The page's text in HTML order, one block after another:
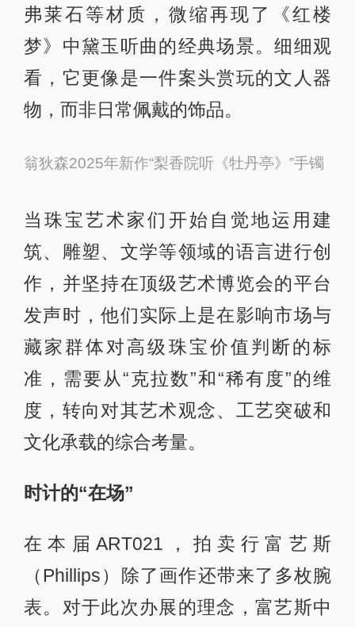
弗莱石等材质，微缩再现了《红楼
梦》中黛玉听曲的经典场景。细细观
看，它更像是一件案头赏玩的文人器
物，而非日常佩戴的饰品。
翁狄森2025年新作“梨香院听《牡丹亭》”手镯
当珠宝艺术家们开始自觉地运用建
筑、雕塑、文学等领域的语言进行创
作，并坚持在顶级艺术博览会的平台
发声时，他们实际上是在影响市场与
藏家群体对高级珠宝价值判断的标
准，需要从“克拉数”和“稀有度”的维
度，转向对其艺术观念、工艺突破和
文化承载的综合考量。
时计的“在场”
在本届ART021，拍卖行富艺斯
（Phillips）除了画作还带来了多枚腕
表。对于此次办展的理念，富艺斯中